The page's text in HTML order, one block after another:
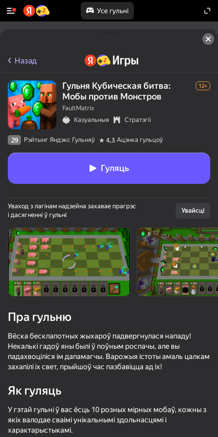
Усе гульні
Павярніце прыладу
Гульня працуе толькі ў гарызантальнай
арыентацыі
Майн: Творческий Режим Онлайн
65
Назад
Гульня Кубическая битва:
Мобы против Монстров
12+
FaultMatrix
Казуальныя
Стратэгіі
29 Рэйтынг Яндэкс Гульняў 4,3 Ацэнка гульцоў
Гуляць
Уваход з лагінам надзейна захавае прагрэс
і дасягненні ў гульні
Увайсці
Пра гульню
Вёска бесклапотных жыхароў падвергнулася нападу!
Некалькі гадоў яны былі ў поўным роспачы, але вы
падахвоціліся ім дапамагчы. Варожыя істоты амаль цалкам
захапілі іх свет, прыйшоў час пазбавіцца ад іх!
Як гуляць
У гэтай гульні ў вас ёсць 10 розных мірных мобаў, кожны з
якіх валодае сваімі унікальнымі здольнасцямі і
характарыстыкамі.